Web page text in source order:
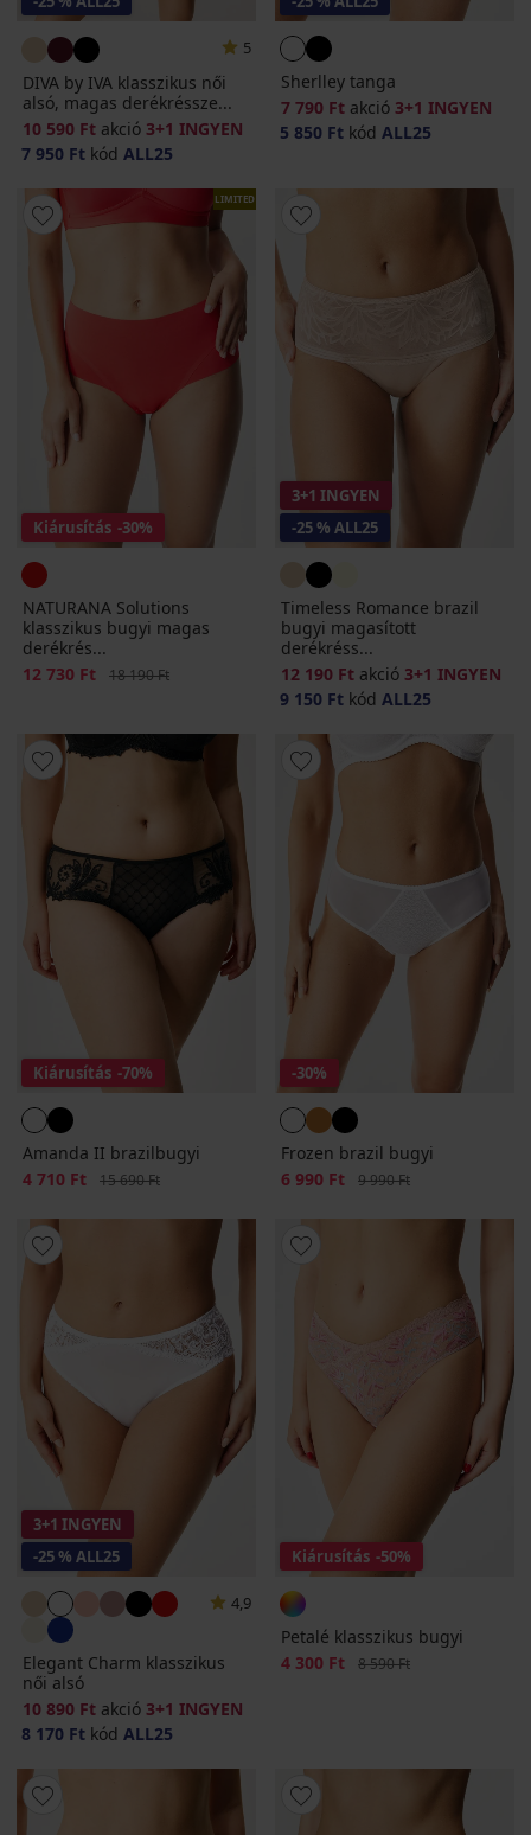
5
DIVA by IVA klasszikus női
alsó, magas derékréssze...
10 590 Ft akció 3+1 INGYEN
7 950 Ft kód ALL25
Sherlley tanga
7 790 Ft akció 3+1 INGYEN
5 850 Ft kód ALL25
LIMITED
Kiárusítás -30%
NATURANA Solutions
klasszikus bugyi magas
derékrés...
Kedvezmény
12 730 Ft Eredeti ár
18 190 Ft
3+1 INGYEN
-25 % ALL25
Timeless Romance brazil
bugyi magasított
derékréss...
12 190 Ft akció 3+1 INGYEN
9 150 Ft kód ALL25
Kiárusítás -70%
Amanda II brazilbugyi
Kedvezmény
4 710 Ft Eredeti ár
15 690 Ft
-30%
Frozen brazil bugyi
Kedvezmény
6 990 Ft Eredeti ár
9 990 Ft
3+1 INGYEN
-25 % ALL25
4,9
Elegant Charm klasszikus
női alsó
10 890 Ft akció 3+1 INGYEN
8 170 Ft kód ALL25
Kiárusítás -50%
Petalé klasszikus bugyi
Kedvezmény
4 300 Ft Eredeti ár
8 590 Ft